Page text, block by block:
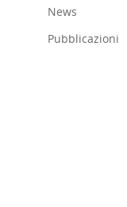
News
Pubblicazioni